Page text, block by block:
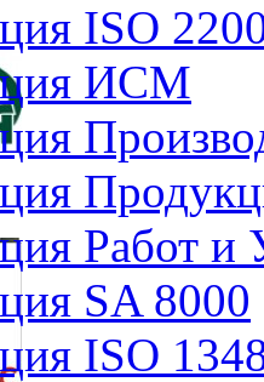
ISO
ИСМ
Работ и
SA 8000
ISO